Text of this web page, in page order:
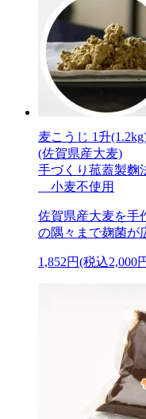
麦こうじ 1升
(佐賀県産大麦)
手づくり菰蓋製麴
小麦不使用
佐賀県産大麦を手
の隅々まで麹菌が
1,852円(税込2,000